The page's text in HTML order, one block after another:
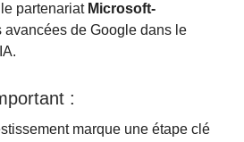
partenariat Microsoft-
avancées de Google dans le
:
marque une étape clé